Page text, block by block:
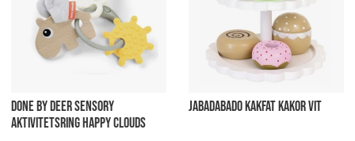
DONE BY DEER SENSORY
AKTIVITETSRING HAPPY CLOUDS
JABADABADO KAKFAT KAKOR VIT